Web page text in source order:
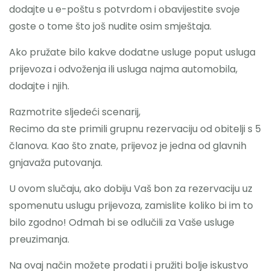
dodajte u e-poštu s potvrdom i obavijestite svoje
goste o tome što još nudite osim smještaja.
Ako pružate bilo kakve dodatne usluge poput usluga
prijevoza i odvoženja ili usluga najma automobila,
dodajte i njih.
Razmotrite sljedeći scenarij,
Recimo da ste primili grupnu rezervaciju od obitelji s 5
članova. Kao što znate, prijevoz je jedna od glavnih
gnjavaža putovanja.
U ovom slučaju, ako dobiju Vaš bon za rezervaciju uz
spomenutu uslugu prijevoza, zamislite koliko bi im to
bilo zgodno! Odmah bi se odlučili za Vaše usluge
preuzimanja.
Na ovaj način možete prodati i pružiti bolje iskustvo